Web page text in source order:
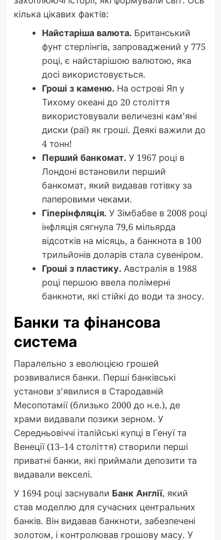
кілька цікавих фактів:
Найстаріша валюта. Британський
фунт стерлінгів, запроваджений у 775
році, є найстарішою валютою, яка
досі використовується.
Гроші з каменю. На острові Яп у
Тихому океані до 20 століття
використовували величезні кам’яні
диски (раї) як гроші. Деякі важили до
4 тонн!
Перший банкомат. У 1967 році в
Лондоні встановили перший
банкомат, який видавав готівку за
паперовими чеками.
Гіперінфляція. У Зімбабве в 2008 році
інфляція сягнула 79,6 мільярда
відсотків на місяць, а банкнота в 100
трильйонів доларів стала сувеніром.
Гроші з пластику. Австралія в 1988
році першою ввела полімерні
банкноти, які стійкі до води та зносу.
Банки та фінансова
система
Паралельно з еволюцією грошей
розвивалися банки. Перші банківські
установи з’явилися в Стародавній
Месопотамії (близько 2000 до н.е.), де
храми видавали позики зерном. У
Середньовіччі італійські купці в Генуї та
Венеції (13–14 століття) створили перші
приватні банки, які приймали депозити та
видавали векселі.
У 1694 році заснували Банк Англії, який
став моделлю для сучасних центральних
банків. Він видавав банкноти, забезпечені
золотом, і контролював грошову масу. У